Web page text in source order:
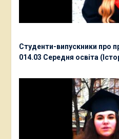
Студенти-випускники про
014.03 Середня освіта